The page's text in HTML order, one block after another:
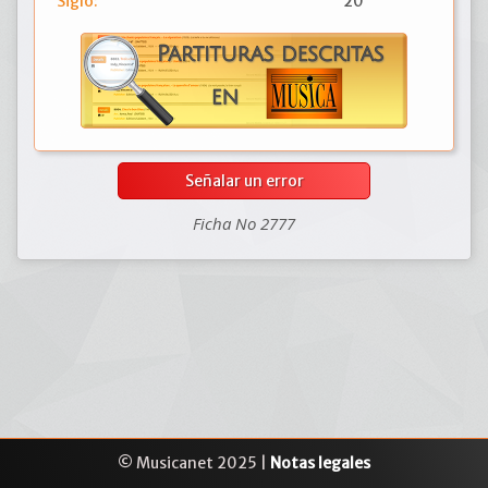
Señalar un error
Ficha No 2777
© Musicanet 2025 | Notas legales